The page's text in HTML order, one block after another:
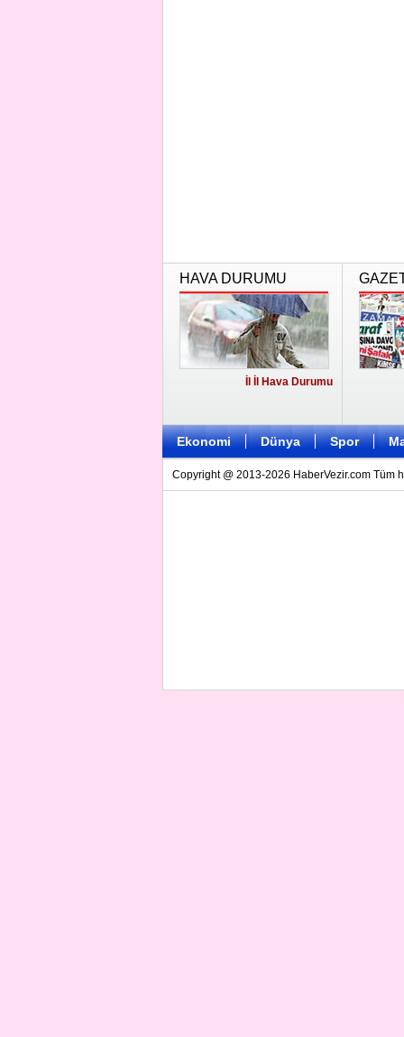
HAVA DURUMU
İl İl Hava Durumu
Ekonomi Dünya Spor
Copyright @ 2013-2026 HaberVezir.com Tüm